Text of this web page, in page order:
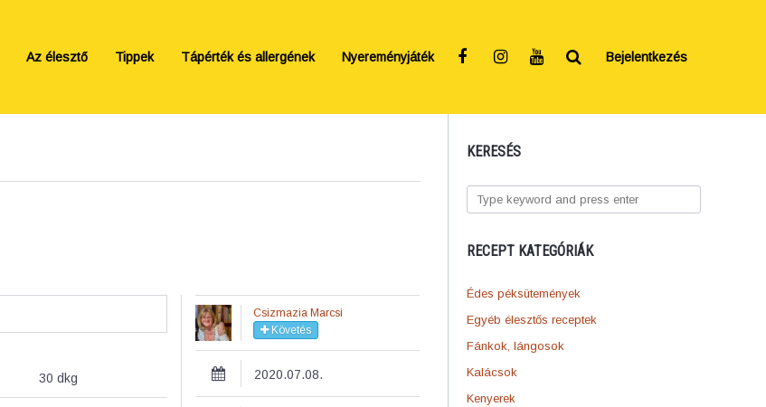
Az élesztő Tippek Tápérték és allergének Nyereményjáték Bejelentkezés
KERESÉS
RECEPT KATEGÓRIÁK
Édes péksütemények
Egyéb élesztős receptek
Fánkok, lángosok
Kalácsok
Kenyerek
30 dkg
Csizmazia Marcsi
Követés
2020.07.08.